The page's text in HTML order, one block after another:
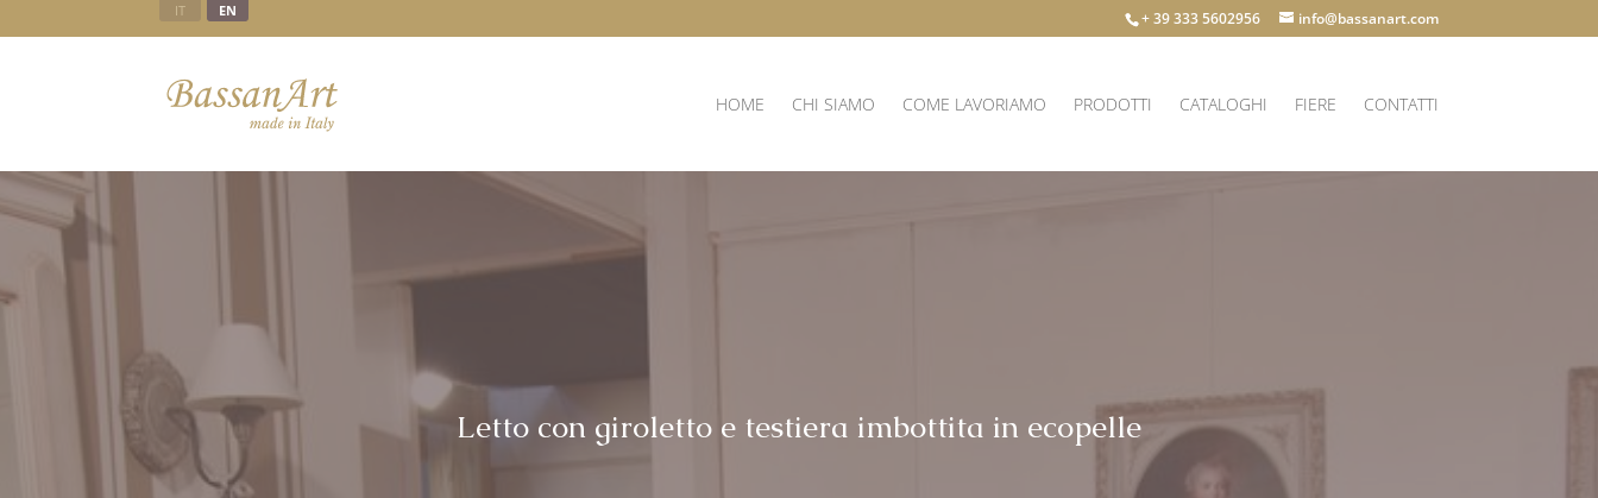
+ 39 333 5602956 info@bassanart.com
HOME CHI SIAMO COME LAVORIAMO PRODOTTI CATALOGHI FIERE CONTATTI
Letto con giroletto e testiera imbottita in ecopelle
IT EN